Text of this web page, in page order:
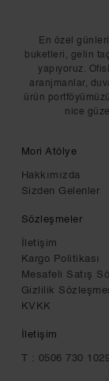
En özel
buketleri, gelin
yapıyoruz.
aranjmanlar,
ürün
nice
Mori Atölye
Hakkımızda
Sizden Gelenler
Sözleşmeler
İletişim
Kargo Politikası
Mesafeli Satış
Gizlilik
KVKK
İletişim
T : 0506 730